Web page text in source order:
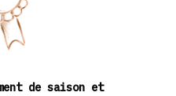
de saison et